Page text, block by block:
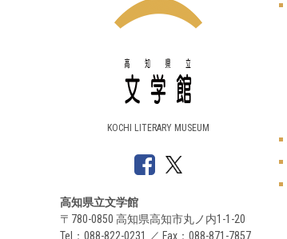
KOCHI LITERARY MUSEUM
高知県立文学館
〒780-0850 高知県高知市丸ノ内1-1-20
Tel：088-822-0231 ／ Fax：088-871-7857